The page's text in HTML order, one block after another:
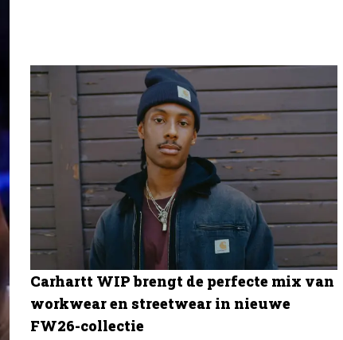
Carhartt WIP brengt de perfecte mix van
workwear en streetwear in nieuwe
FW26-collectie